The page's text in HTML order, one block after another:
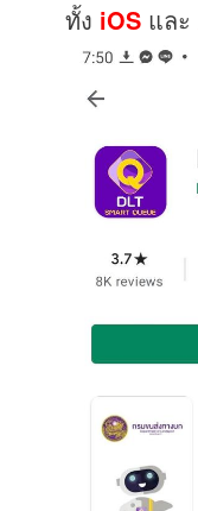
ทั้ง iOS และ